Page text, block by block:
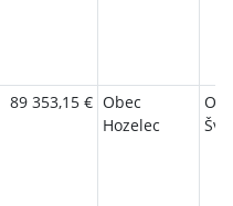
89 353,15 € Obec
Hozelec